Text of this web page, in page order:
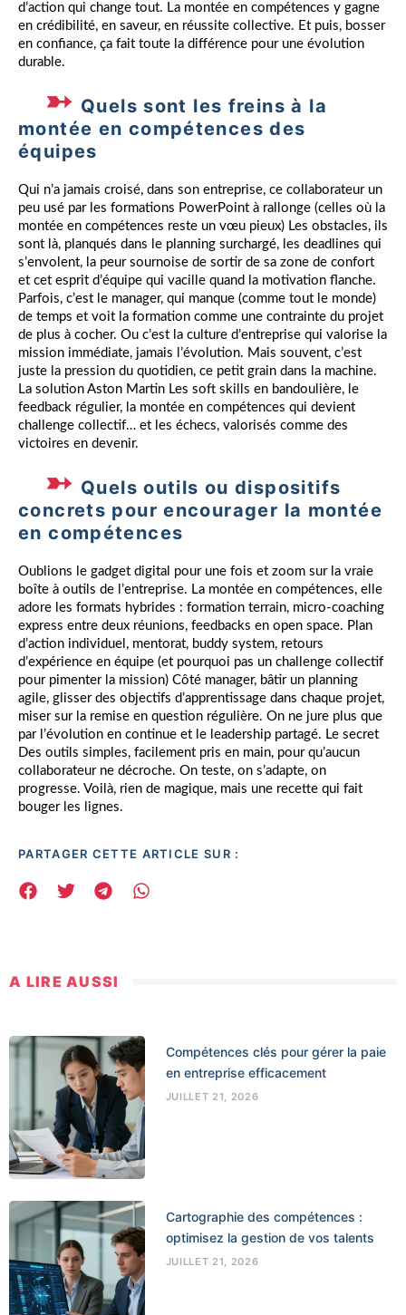
d’action qui change tout. La montée en compétences y gagne
en crédibilité, en saveur, en réussite collective. Et puis, bosser
en confiance, ça fait toute la différence pour une évolution
durable.
Quels sont les freins à la
montée en compétences des
équipes
Qui n’a jamais croisé, dans son entreprise, ce collaborateur un
peu usé par les formations PowerPoint à rallonge (celles où la
montée en compétences reste un vœu pieux) Les obstacles, ils
sont là, planqués dans le planning surchargé, les deadlines qui
s’envolent, la peur sournoise de sortir de sa zone de confort
et cet esprit d’équipe qui vacille quand la motivation flanche.
Parfois, c’est le manager, qui manque (comme tout le monde)
de temps et voit la formation comme une contrainte du projet
de plus à cocher. Ou c’est la culture d’entreprise qui valorise la
mission immédiate, jamais l’évolution. Mais souvent, c’est
juste la pression du quotidien, ce petit grain dans la machine.
La solution Aston Martin Les soft skills en bandoulière, le
feedback régulier, la montée en compétences qui devient
challenge collectif… et les échecs, valorisés comme des
victoires en devenir.
Quels outils ou dispositifs
concrets pour encourager la montée
en compétences
Oublions le gadget digital pour une fois et zoom sur la vraie
boîte à outils de l’entreprise. La montée en compétences, elle
adore les formats hybrides : formation terrain, micro-coaching
express entre deux réunions, feedbacks en open space. Plan
d’action individuel, mentorat, buddy system, retours
d’expérience en équipe (et pourquoi pas un challenge collectif
pour pimenter la mission) Côté manager, bâtir un planning
agile, glisser des objectifs d’apprentissage dans chaque projet,
miser sur la remise en question régulière. On ne jure plus que
par l’évolution en continue et le leadership partagé. Le secret
Des outils simples, facilement pris en main, pour qu’aucun
collaborateur ne décroche. On teste, on s’adapte, on
progresse. Voilà, rien de magique, mais une recette qui fait
bouger les lignes.
PARTAGER CETTE ARTICLE SUR :
A LIRE AUSSI
Compétences clés pour gérer la paie
en entreprise efficacement
JUILLET 21, 2026
Cartographie des compétences :
optimisez la gestion de vos talents
JUILLET 21, 2026